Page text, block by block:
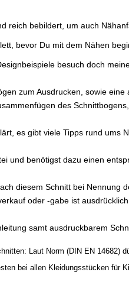
reich bebildert, um auch
bevor Du mit dem Nähen
besuch doch
zum Ausdrucken, sowie
des
es gibt viele Tipps rund ums
und benötigst dazu einen
diesem Schnitt bei Nennung
oder -gabe ist
samt ausdruckbarem
Laut Norm (DIN EN 14682)
bei allen Kleidungsstücken für